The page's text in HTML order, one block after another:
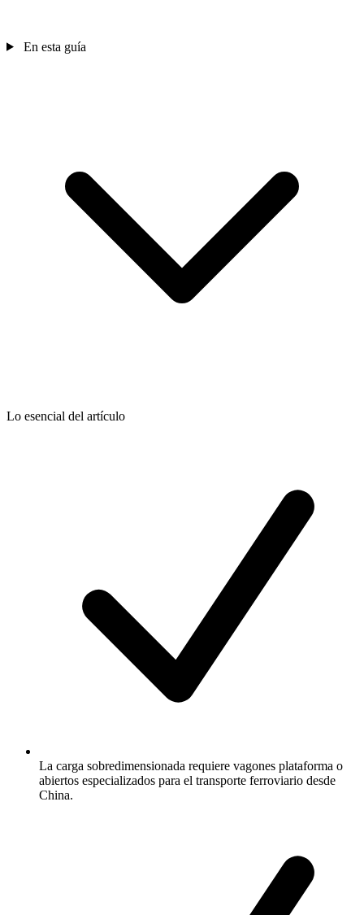
En esta guía
Lo esencial del artículo
La carga sobredimensionada requiere vagones plataforma o
abiertos especializados para el transporte ferroviario desde
China.